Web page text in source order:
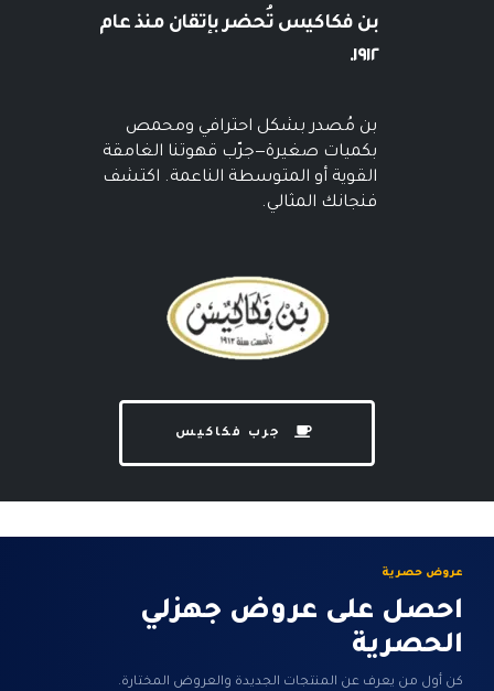
بن فكاكيستُحضر بإتقان منذ عام
١٩١٢.
بن مُصدر بشكل احترافي ومحمص
بكميات صغيرة—جرّب قهوتنا الغامقة
القوية أو المتوسطة الناعمة. اكتشف
فنجانك المثالي.
جرب فكاكيس
عروض حصرية
احصل على عروض جهزلي
الحصرية
كن أول من يعرف عن المنتجات الجديدة والعروض المختارة.